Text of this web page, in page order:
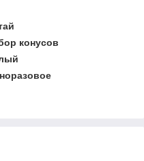
конусов